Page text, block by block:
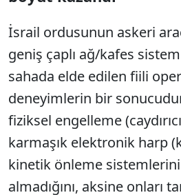
İsrail ordusunun askeri
geniş çaplı ağ/kafes
sahada elde edilen fiili
deneyimlerin bir
fiziksel engelleme
karmaşık elektronik harp
kinetik önleme
almadığını, aksine onları